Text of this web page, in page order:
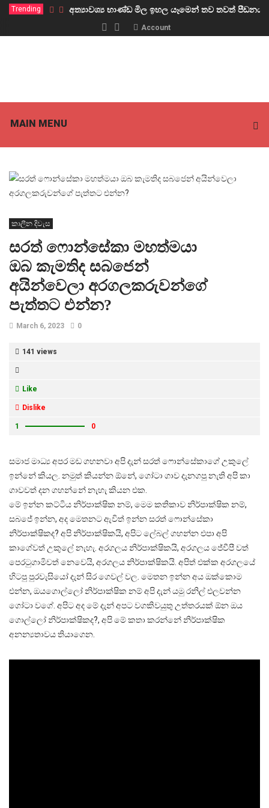
Trending අත්‍යාවශ්‍ය භාණ්ඩ මිල ඉහල යෑමෙන් තව තවත්
Account
MAIN MENU
කාලීන දිවැස
සරත් ෆොන්සේකා මහත්මයා
ඔබ කැමතිද සබජෙන්
අයින්වෙලා අරගලකරුවන්ගේ
පැත්තට එන්න?
March 6, 2023 0
141 views
Like
Dislike
1 0
සමාජ මාධ්‍ය අපර මඩ ගහනවා අපි දැන් සරත් ෆොන්සේකාගේ උකුලේ
ඉන්නේ කියල. නමුත් කියන්න ඕනේ, ගෝටා ගාව දැනගපු නැති අපි කා
ගාවවත් දන ගහන්නේ නැහැ කියන එක.
මේ ඉන්න කට්ටිය නිර්පාක්ෂික නම්, මෙම කතිකාව නිර්පාක්ෂික නම්,
සබජේ ඉන්න, අද මෙතනට ඇවිත් ඉන්න සරත් ෆොන්සේකා
නිර්පාක්ෂිකද? අපි නිර්පාක්ෂිකයි, අපිට ලේබල් ගහන්න එපා අපි
කාගේවත් උකුලේ නැහැ. අරගලය නිර්පාක්ෂිකයි, අරගලය ජේවීපී වත්
පෙරටුගාමිවත් නෙවෙයි, අරගලය නිර්පාක්ෂිකයි. අපිත් එක්ක අරගලයේ
හිටපු පුරවැසියෝ දැන් සිර ගෙවල් වල. මෙතන ඉන්න අය ඔක්කොම
එන්න, ඔයගොල්ලෝ නිර්පාක්ෂික නම් අපි දැන් යමු රනිල් එලවන්න
ගෝටා වගේ. අපිට අද මේ දැන් අපට වගකිවයුතු උත්තරයක් ඕන ඔය
ගොල්ලෝ නිර්පාක්ෂිකද?, අපි මේ කතා කරන්නේ නිර්පාක්ෂික
අනන්‍යතාවය තියාගෙන.